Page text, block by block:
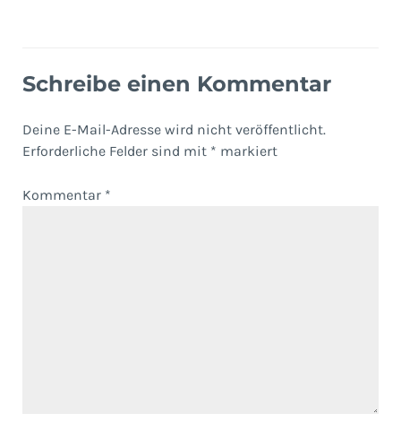
Schreibe einen Kommentar
Deine E-Mail-Adresse wird nicht veröffentlicht.
Erforderliche Felder sind mit * markiert
Kommentar *